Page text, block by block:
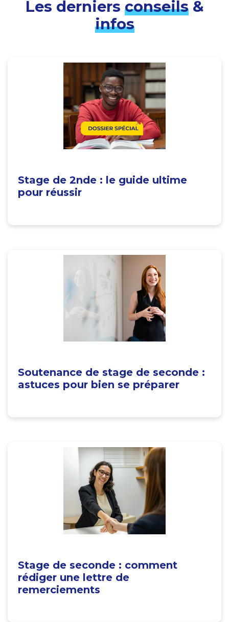
Les derniers conseils&
infos
Stage de 2nde : le guide ultime
pour réussir
Soutenance de stage de seconde :
astuces pour bien se préparer
Stage de seconde : comment
rédiger une lettre de
remerciements